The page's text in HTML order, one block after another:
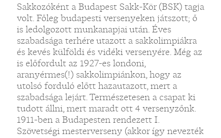
Sakkozóként a Budapest Sakk-Kör (BSK) tagja
volt. Főleg budapesti versenyeken játszott; ő
is ledolgozott munkanapjai után. Éves
szabadsága terhére utazott a sakkolimpiákra
és kevés külföldi és vidéki versenyére. Még az
is előfordult az 1927-es londoni,
aranyérmes(!) sakkolimpiánkon, hogy az
utolsó forduló előtt hazautazott, mert a
szabadsága lejárt. Természetesen a csapat ki
tudott állni, mert maradt ott 4 versenyzőnk.
1911-ben a Budapesten rendezett I.
Szövetségi mesterverseny (akkor így nevezték